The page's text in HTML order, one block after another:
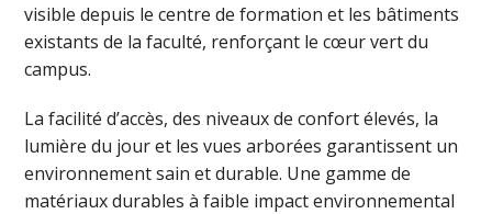
visible depuis le centre de formation et les bâtiments
existants de la faculté, renforçant le cœur vert du
campus.
La facilité d’accès, des niveaux de confort élevés, la
lumière du jour et les vues arborées garantissent un
environnement sain et durable. Une gamme de
matériaux durables à faible impact environnemental